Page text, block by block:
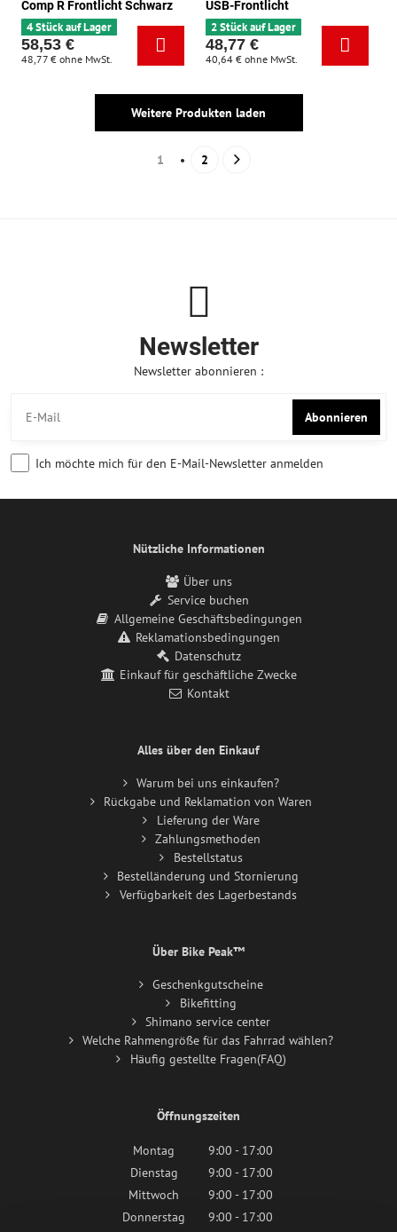
Comp R Frontlicht Schwarz
4 Stück auf Lager
58,53 €
48,77 € ohne MwSt.
USB-Frontlicht
2 Stück auf Lager
48,77 €
40,64 € ohne MwSt.
Weitere Produkten laden
1 2
Newsletter
Newsletter abonnieren :
Abonnieren
Ich möchte mich für den E-Mail-Newsletter anmelden
Nützliche Informationen
Über uns
Service buchen
Allgemeine Geschäftsbedingungen
Reklamationsbedingungen
Datenschutz
Einkauf für geschäftliche Zwecke
Kontakt
Alles über den Einkauf
Warum bei uns einkaufen?
Rückgabe und Reklamation von Waren
Lieferung der Ware
Zahlungsmethoden
Bestellstatus
Bestelländerung und Stornierung
Verfügbarkeit des Lagerbestands
Über Bike Peak™
Geschenkgutscheine
Bikefitting
Shimano service center
Welche Rahmengröße für das Fahrrad wählen?
Häufig gestellte Fragen(FAQ)
Öffnungszeiten
Montag
9:00 - 17:00
Dienstag
9:00 - 17:00
Mittwoch
9:00 - 17:00
Donnerstag
9:00 - 17:00